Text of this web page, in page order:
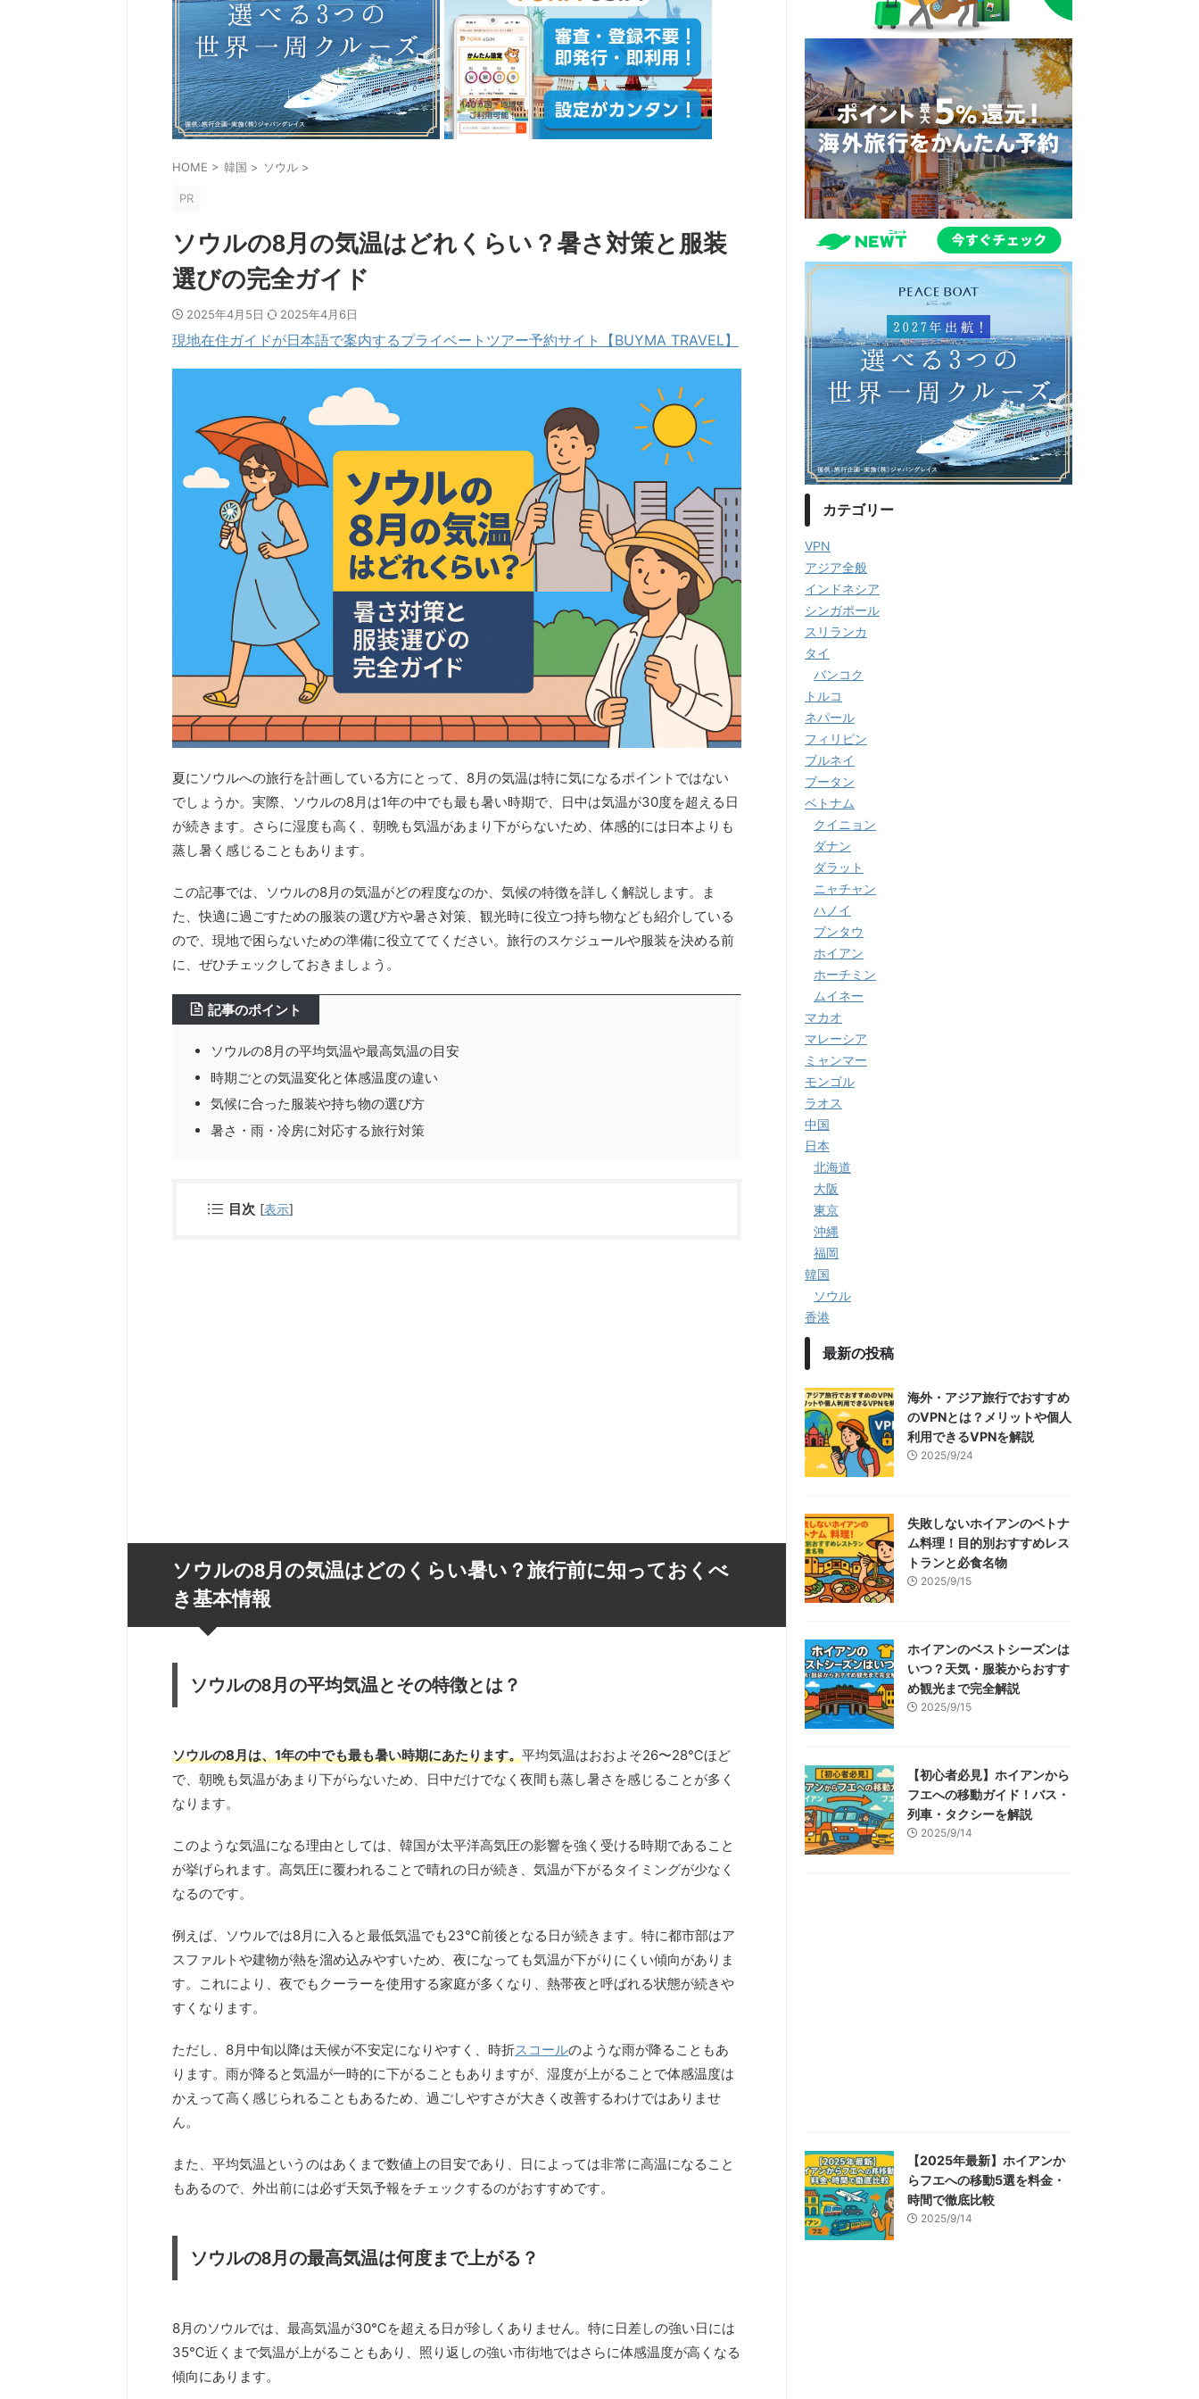
HOME > 韓国 > ソウル >
PR
ソウルの8月の気温はどれくらい？暑さ対策と服装
選びの完全ガイド
2025年4月5日 2025年4月6日
現地在住ガイドが日本語で案内するプライベートツアー予約サイト【BUYMA TRAVEL】
夏にソウルへの旅行を計画している方にとって、8月の気温は特に気になるポイントではない
でしょうか。実際、ソウルの8月は1年の中でも最も暑い時期で、日中は気温が30度を超える日
が続きます。さらに湿度も高く、朝晩も気温があまり下がらないため、体感的には日本よりも
蒸し暑く感じることもあります。
この記事では、ソウルの8月の気温がどの程度なのか、気候の特徴を詳しく解説します。ま
た、快適に過ごすための服装の選び方や暑さ対策、観光時に役立つ持ち物なども紹介している
ので、現地で困らないための準備に役立ててください。旅行のスケジュールや服装を決める前
に、ぜひチェックしておきましょう。
記事のポイント
ソウルの8月の平均気温や最高気温の目安
時期ごとの気温変化と体感温度の違い
気候に合った服装や持ち物の選び方
暑さ・雨・冷房に対応する旅行対策
目次 [表示]
ソウルの8月の気温はどのくらい暑い？旅行前に知っておくべ
き基本情報
ソウルの8月の平均気温とその特徴とは？
ソウルの8月は、1年の中でも最も暑い時期にあたります。平均気温はおおよそ26〜28℃ほど
で、朝晩も気温があまり下がらないため、日中だけでなく夜間も蒸し暑さを感じることが多く
なります。
このような気温になる理由としては、韓国が太平洋高気圧の影響を強く受ける時期であること
が挙げられます。高気圧に覆われることで晴れの日が続き、気温が下がるタイミングが少なく
なるのです。
例えば、ソウルでは8月に入ると最低気温でも23℃前後となる日が続きます。特に都市部はア
スファルトや建物が熱を溜め込みやすいため、夜になっても気温が下がりにくい傾向がありま
す。これにより、夜でもクーラーを使用する家庭が多くなり、熱帯夜と呼ばれる状態が続きや
すくなります。
ただし、8月中旬以降は天候が不安定になりやすく、時折スコールのような雨が降ることもあ
ります。雨が降ると気温が一時的に下がることもありますが、湿度が上がることで体感温度は
かえって高く感じられることもあるため、過ごしやすさが大きく改善するわけではありませ
ん。
また、平均気温というのはあくまで数値上の目安であり、日によっては非常に高温になること
もあるので、外出前には必ず天気予報をチェックするのがおすすめです。
ソウルの8月の最高気温は何度まで上がる？
8月のソウルでは、最高気温が30℃を超える日が珍しくありません。特に日差しの強い日には
35℃近くまで気温が上がることもあり、照り返しの強い市街地ではさらに体感温度が高くなる
傾向にあります。
カテゴリー
VPN
アジア全般
インドネシア
シンガポール
スリランカ
タイ
バンコク
トルコ
ネパール
フィリピン
ブルネイ
ブータン
ベトナム
クイニョン
ダナン
ダラット
ニャチャン
ハノイ
ブンタウ
ホイアン
ホーチミン
ムイネー
マカオ
マレーシア
ミャンマー
モンゴル
ラオス
中国
日本
北海道
大阪
東京
沖縄
福岡
韓国
ソウル
香港
最新の投稿
海外・アジア旅行でおすすめ
のVPNとは？メリットや個人
利用できるVPNを解説
2025/9/24
失敗しないホイアンのベトナ
ム料理！目的別おすすめレス
トランと必食名物
2025/9/15
ホイアンのベストシーズンは
いつ？天気・服装からおすす
め観光まで完全解説
2025/9/15
【初心者必見】ホイアンから
フエへの移動ガイド！バス・
列車・タクシーを解説
2025/9/14
【2025年最新】ホイアンか
らフエへの移動5選を料金・
時間で徹底比較
2025/9/14